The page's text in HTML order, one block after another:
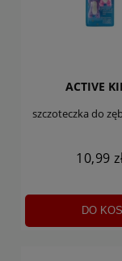
ACTIVE
szczoteczka do
10,99
DO